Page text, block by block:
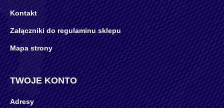
Kontakt
Załączniki do regulaminu sklepu
Mapa strony
TWOJE KONTO
Adresy